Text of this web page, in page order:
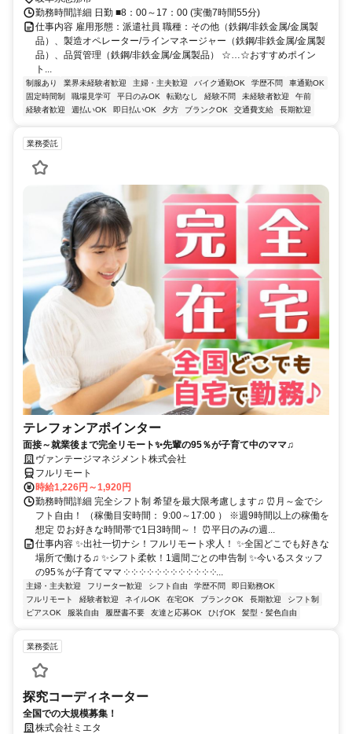
勤務時間詳細 日勤 ■8：00～17：00 (実働7時間55分)
仕事内容 雇用形態：派遣社員 職種：その他（鉄鋼/非鉄金属/金属製
品）、製造オペレーター/ラインマネージャー（鉄鋼/非鉄金属/金属製
品）、品質管理（鉄鋼/非鉄金属/金属製品） ☆…☆おすすめポイン
ト...
制服あり 業界未経験者歓迎 主婦・主夫歓迎 バイク通勤OK 学歴不問
車通勤OK
固定時間制
職場見学可 平日のみOK 転勤なし 経験不問 未経験者歓迎
午前
経験者歓迎
週払いOK 即日払いOK 夕方 ブランクOK 交通費支給 長期歓迎
業務委託
テレフォンアポインター
面接～就業後まで完全リモート✨先輩の95％が子育て中のママ♫
ヴァンテージマネジメント株式会社
フルリモート
時給1,226円～1,920円
勤務時間詳細 完全シフト制 希望を最大限考慮します♫ ⏰月～金でシ
フト自由！ （稼働目安時間： 9:00～17:00 ） ※週9時間以上の稼働を
想定 ⏰お好きな時間帯で1日3時間～！ ⏰平日のみの週...
仕事内容 ✨出社一切ナシ！フルリモート求人！ ✨全国どこでも好きな
場所で働ける♫ ✨シフト柔軟！1週間ごとの申告制 ✨今いるスタッフ
の95％が子育てママ ༶ ༶ ༶ ༶ ༶ ༶ ༶ ༶ ༶ ༶ ༶ ༶...
主婦・主夫歓迎 フリーター歓迎 シフト自由 学歴不問
即日勤務OK
フルリモート
経験者歓迎 ネイルOK 在宅OK ブランクOK 長期歓迎
シフト制
ピアスOK
服装自由 履歴書不要 友達と応募OK ひげOK 髪型・髪色自由
業務委託
探究コーディネーター
全国での大規模募集！
株式会社ミエタ